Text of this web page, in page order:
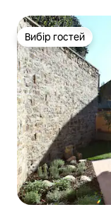
Вибір гостей
Вибір гостей